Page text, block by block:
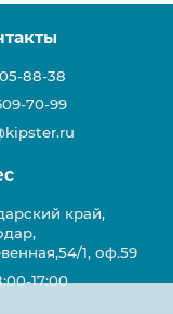
88-38
70-99
край,
1, оф.59
17:00